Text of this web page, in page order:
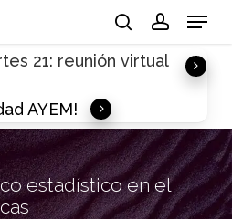
Menu
21: reunión virtual
AYEM!
estadístico en el